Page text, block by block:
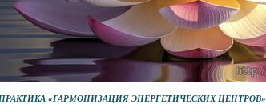
ПРАКТИКА «ГАРМОНИЗАЦИЯ ЭНЕРГЕТИЧЕСКИХ ЦЕНТРОВ»